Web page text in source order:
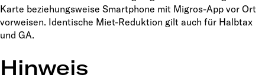
Karte beziehungsweise Smartphone mit Migros-App vor Ort
vorweisen. Identische Miet-Reduktion gilt auch für Halbtax
und GA.
Hinweis